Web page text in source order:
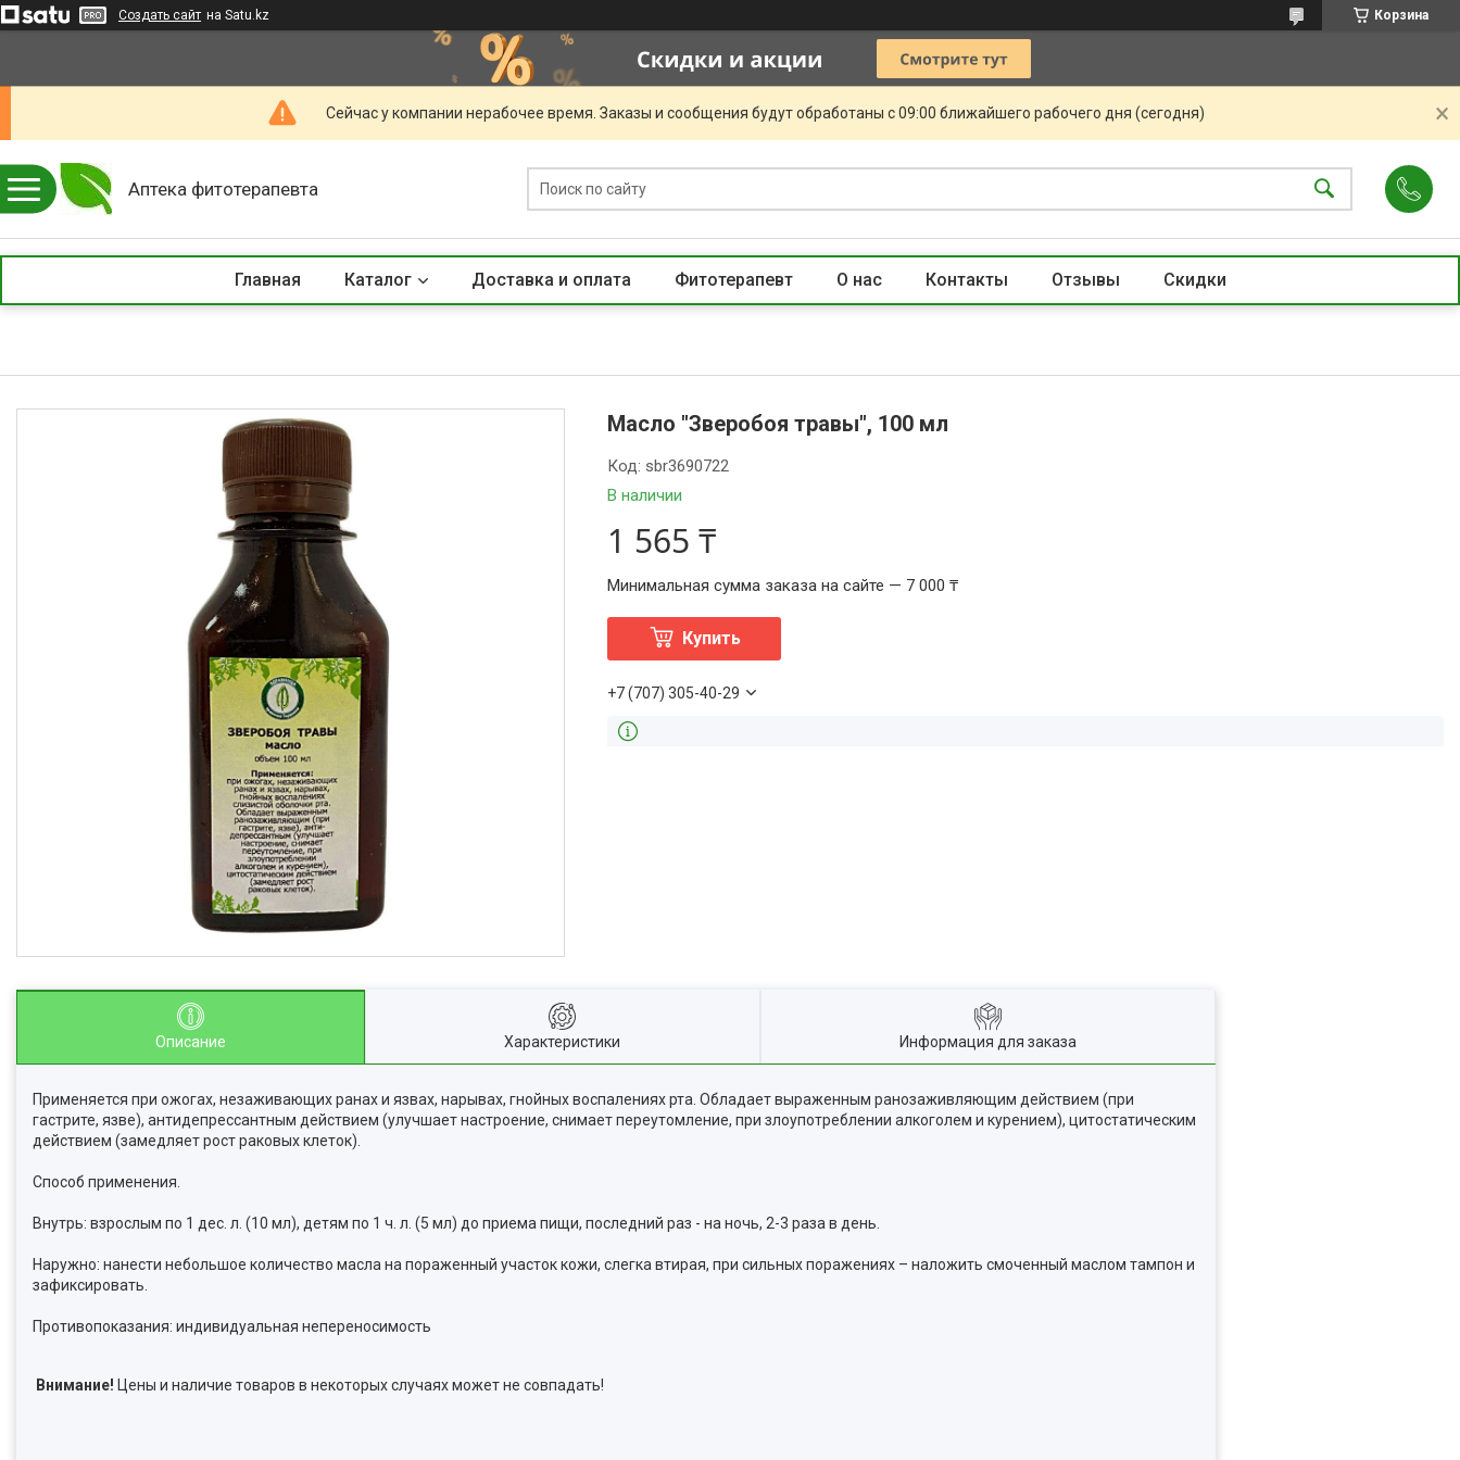
Создать сайт на Satu.kz Корзина
Сейчас у компании нерабочее время. Заказы и сообщения будут обработаны с 09:00 ближайшего рабочего дня (сегодня)
Аптека фитотерапевта
Главная Каталог Доставка и оплата Фитотерапевт О нас Контакты Отзывы Скидки
Масло "Зверобоя травы", 100 мл
В наличии
Код: sbr3690722
1 565 ₸
Минимальная сумма заказа на сайте — 7 000 ₸
Купить
+7 (707) 305-40-29
Описание Характеристики Информация для заказа
Применяется при ожогах, незаживающих ранах и язвах, нарывах, гнойных воспалениях рта. Обладает выраженным ранозаживляющим действием (при
гастрите, язве), антидепрессантным действием (улучшает настроение, снимает переутомление, при злоупотреблении алкоголем и курением), цитостатическим
действием (замедляет рост раковых клеток).
Способ применения.
Внутрь: взрослым по 1 дес. л. (10 мл), детям по 1 ч. л. (5 мл) до приема пищи, последний раз - на ночь, 2-3 раза в день.
Наружно: нанести небольшое количество масла на пораженный участок кожи, слегка втирая, при сильных поражениях – наложить смоченный маслом тампон и
зафиксировать.
Противопоказания: индивидуальная непереносимость
Внимание! Цены и наличие товаров в некоторых случаях может не совпадать!